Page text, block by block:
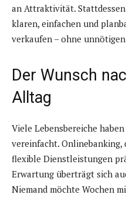
an Attraktivität.
klaren, einfachen und
verkaufen – ohne
Der Wunsch
Alltag
Viele Lebensbereiche
vereinfacht.
flexible Dienstleistungen
Erwartung überträgt sich
Niemand möchte Wochen